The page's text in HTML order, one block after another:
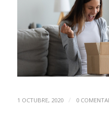
1 OCTUBRE, 2020 / 0